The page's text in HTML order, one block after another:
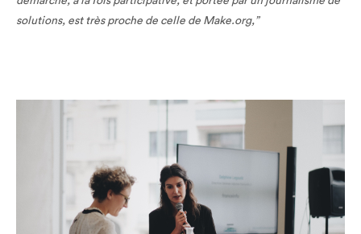
solutions, est très proche de celle de Make.org,”